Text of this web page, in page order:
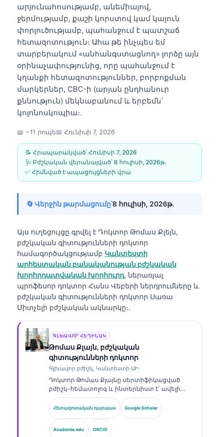
արյունահոսությամբ, անեմիայով,
ջերմությամբ, քաշի կորստով կամ կայուն
փորլուծությամբ, պահանջում է պատշաճ
հետազոտություն։ Ահա թե ինչպես եմ
տարբերակում «անհանգստացնող» լորձը այն
օրինաչափությունից, որը պահանջում է
կղանքի հետազոտություններ, բորբոքման
մարկերներ, CBC-ի (արյան ընդհանուր
քննություն) մեկնաբանում և երբեմն՝
կոլոնոսկոպիա։.
📖 ~11 րոպե📅 Հունիսի 7, 2026
📝 Հրապարակված՝ Հունիսի 7, 2026
🩺 Բժշկական վերանայված՝ 8 հուլիսի, 2026թ․
✅ Հիմնված է ապացույցների վրա
🔄 Վերջին թարմացումը՝8 հուլիսի, 2026թ․
Այս ուղեցույցը գրվել է Դոկտոր Թոմաս Քլեյն,
բժշկական գիտությունների դոկտոր
համագործակցությամբ Կանտեստի
արհեստական բանականության բժշկական
խորհրդատվական խորհուրդ, ներառյալ
պրոֆեսոր դոկտոր Հանս Վեբերի ներդրումները և
բժշկական գիտությունների դոկտոր Սառա
Միտչելի բժշկական ակնարկը։.
ԳԼԽԱՎՈՐ ՀԵՂԻՆԱԿ
Թոմաս Քլայն, բժշկական
գիտությունների դոկտոր
Գլխավոր բժիշկ, Կանտեստի ԱԻ
Դոկտոր Թոմաս Քլայնը սերտիֆիկացված
բժիշկ-հեմատոլոգ և ինտերնիստ է՝ ավելի
քան 15 տարվա փորձով լաբորատոր
բժշկության և ԱԻ-ի օգնությամբ կլինիկական
վերլուծության ոլորտում։ Որպես Kantesti AI-ի
գլխավոր բժշկական տնօրեն՝ նա ապահովում
է սեփականատիրական նեյրոնային ցանցի
Հետազոտական դարպաս Google Scholar
Academia.edu ORCID